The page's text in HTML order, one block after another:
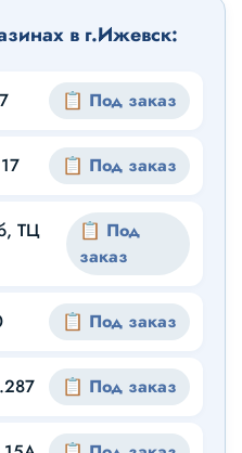
в г.Ижевск:
📋 Под заказ
📋 Под заказ
ТЦ
📋 Под
заказ
📋 Под заказ
📋 Под заказ